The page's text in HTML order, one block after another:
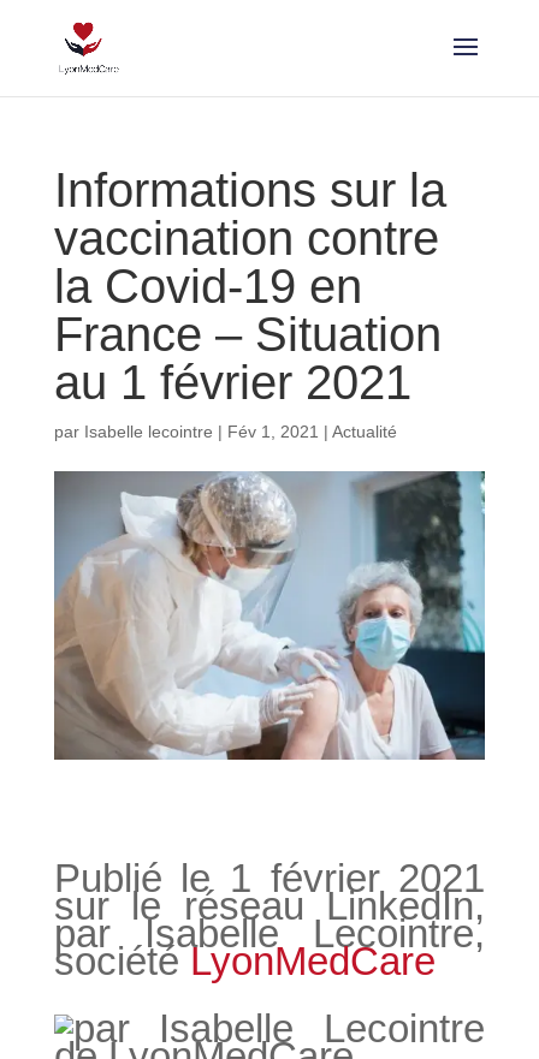
Informations sur la
vaccination contre
la Covid-19 en
France – Situation
au 1 février 2021
par Isabelle lecointre | Fév 1, 2021 | Actualité
Publié le 1 février 2021
sur le réseau LinkedIn,
par Isabelle Lecointre,
société LyonMedCare